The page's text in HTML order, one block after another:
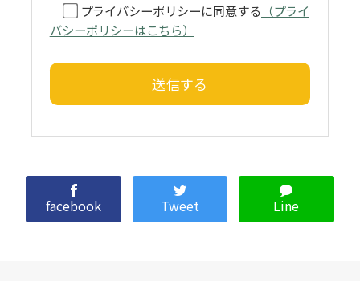
プライバシーポリシーに同意する （プライ
バシーポリシーはこちら）
facebook Tweet Line